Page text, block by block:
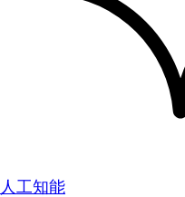
人工知能